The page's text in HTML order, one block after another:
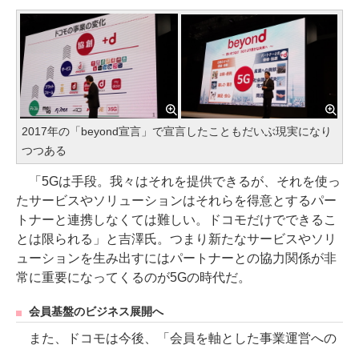
2017年の「beyond宣言」で宣言したこともだいぶ現実になり
つつある
「5Gは手段。我々はそれを提供できるが、それを使っ
たサービスやソリューションはそれらを得意とするパー
トナーと連携しなくては難しい。ドコモだけでできるこ
とは限られる」と吉澤氏。つまり新たなサービスやソリ
ューションを生み出すにはパートナーとの協力関係が非
常に重要になってくるのが5Gの時代だ。
会員基盤のビジネス展開へ
また、ドコモは今後、「会員を軸とした事業運営への